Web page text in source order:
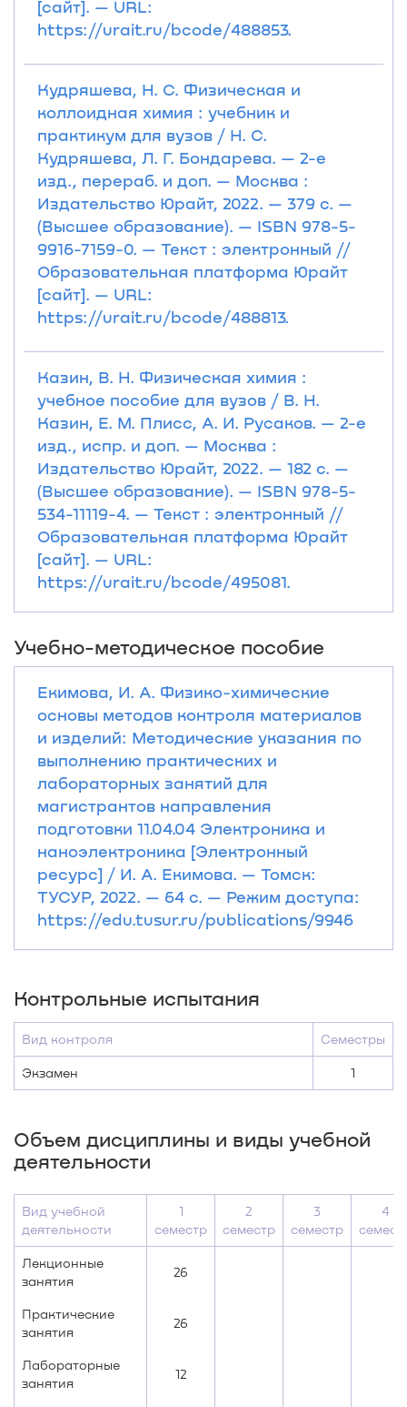
[сайт]. — URL:
https://urait.ru/bcode/488853.
Кудряшева, Н. С. Физическая и
коллоидная химия : учебник и
практикум для вузов / Н. С.
Кудряшева, Л. Г. Бондарева. — 2-е
изд., перераб. и доп. — Москва :
Издательство Юрайт, 2022. — 379 с. —
(Высшее образование). — ISBN 978-5-
9916-7159-0. — Текст : электронный //
Образовательная платформа Юрайт
[сайт]. — URL:
https://urait.ru/bcode/488813.
Казин, В. Н. Физическая химия :
учебное пособие для вузов / В. Н.
Казин, Е. М. Плисс, А. И. Русаков. — 2-е
изд., испр. и доп. — Москва :
Издательство Юрайт, 2022. — 182 с. —
(Высшее образование). — ISBN 978-5-
534-11119-4. — Текст : электронный //
Образовательная платформа Юрайт
[сайт]. — URL:
https://urait.ru/bcode/495081.
Учебно-методическое пособие
Екимова, И. А. Физико-химические
основы методов контроля материалов
и изделий: Методические указания по
выполнению практических и
лабораторных занятий для
магистрантов направления
подготовки 11.04.04 Электроника и
наноэлектроника [Электронный
ресурс] / И. А. Екимова. — Томск:
ТУСУР, 2022. — 64 с. — Режим доступа:
https://edu.tusur.ru/publications/9946
Контрольные испытания
Вид контроля Семестры
Экзамен 1
Объем дисциплины и виды учебной
деятельности
Вид учебной
деятельности
1
семестр
2
семестр
3
семестр
4
Лекционные
занятия
26
Практические
занятия
26
Лабораторные
занятия
12